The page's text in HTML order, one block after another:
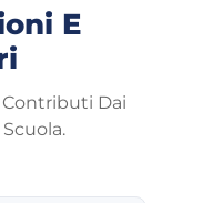
E
Dai